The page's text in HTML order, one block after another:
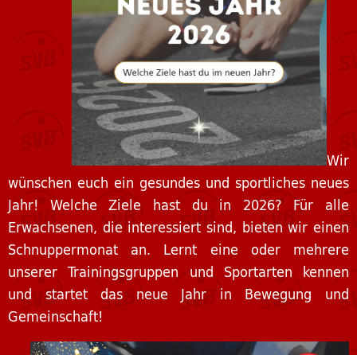
Korbball
Leichtathletik & Lauftreff
Schwimmen & Aquasport
Tanzen
Tennis
Wir
wünschen euch ein gesundes und sportliches neues
Jahr! Welche Ziele hast du in 2026? Für alle
Erwachsenen, die interessiert sind, bieten wir einen
Schnuppermonat an. Lernt eine oder mehrere
unserer Trainingsgruppen und Sportarten kennen
und startet das neue Jahr in Bewegung und
Gemeinschaft!